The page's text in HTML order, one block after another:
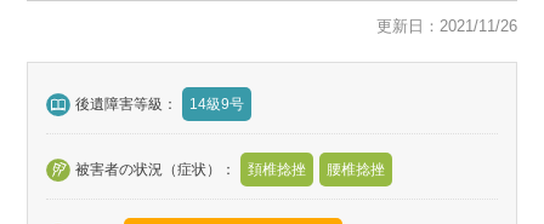
更新日：2021/11/26
後遺障害等級： 14級9号
被害者の状況（症状）： 頚椎捻挫 腰椎捻挫